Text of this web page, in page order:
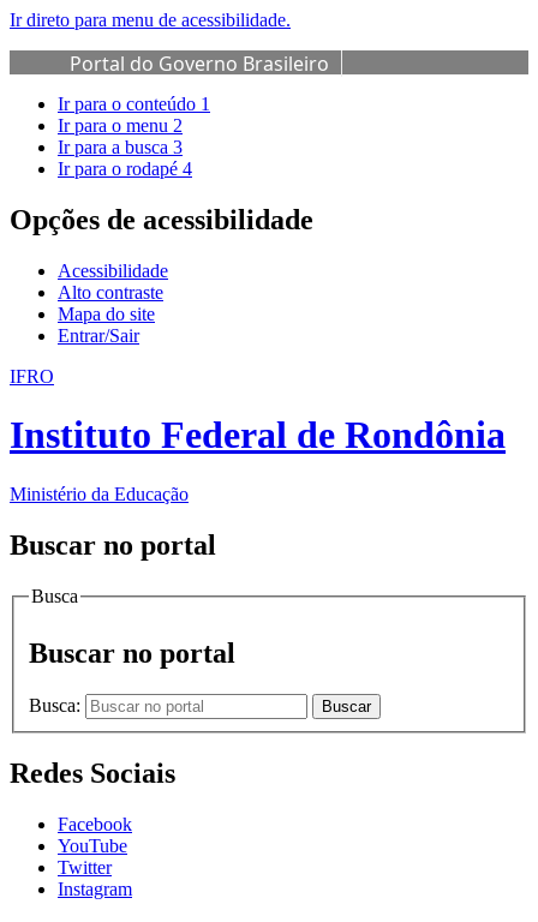
Ir direto para menu de acessibilidade.
Portal do Governo Brasileiro
Ir para o conteúdo 1
Ir para o menu 2
Ir para a busca 3
Ir para o rodapé 4
Opções de acessibilidade
Acessibilidade
Alto contraste
Mapa do site
Entrar/Sair
IFRO
Instituto Federal de Rondônia
Ministério da Educação
Buscar no portal
Busca
Buscar no portal
Busca: Buscar
Redes Sociais
Facebook
YouTube
Twitter
Instagram